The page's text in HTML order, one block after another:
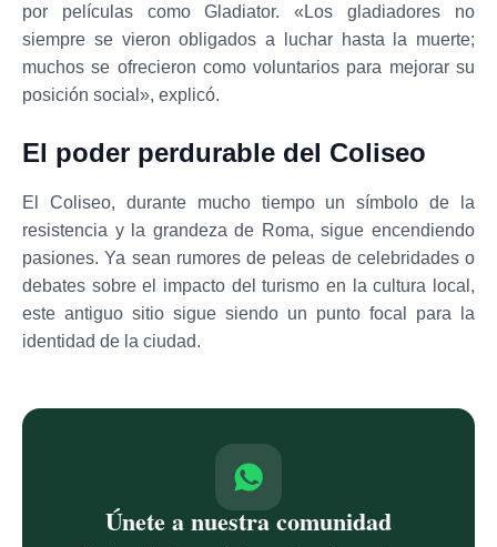
por películas como Gladiator. «Los gladiadores no
siempre se vieron obligados a luchar hasta la muerte;
muchos se ofrecieron como voluntarios para mejorar su
posición social», explicó.
El poder perdurable del Coliseo
El Coliseo, durante mucho tiempo un símbolo de la
resistencia y la grandeza de Roma, sigue encendiendo
pasiones. Ya sean rumores de peleas de celebridades o
debates sobre el impacto del turismo en la cultura local,
este antiguo sitio sigue siendo un punto focal para la
identidad de la ciudad.
Únete a nuestra comunidad